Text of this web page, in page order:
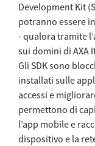
Development Kit
potranno essere
- qualora tramite
sui domini di AXA
Gli SDK sono
installati sulle
accessi e
permettono di
l’app mobile e
dispositivo e la